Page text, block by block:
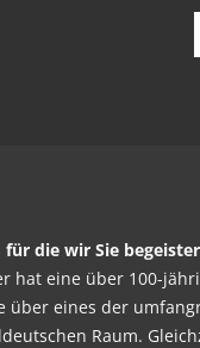
die wir Sie
hat eine über 100-
über eines der
Raum.